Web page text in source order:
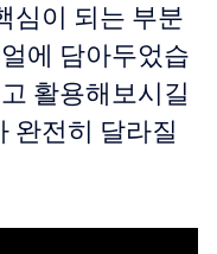
심이 되는 부분
에 담아두었습
활용해보시길
완전히 달라질